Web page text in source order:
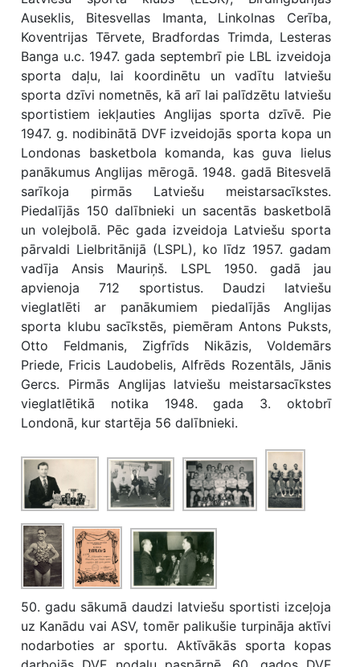
Auseklis, Bitesvellas Imanta, Linkolnas Cerība,
Koventrijas Tērvete, Bradfordas Trimda, Lesteras
Banga u.c. 1947. gada septembrī pie LBL izveidoja
sporta daļu, lai koordinētu un vadītu latviešu
sporta dzīvi nometnēs, kā arī lai palīdzētu latviešu
sportistiem iekļauties Anglijas sporta dzīvē. Pie
1947. g. nodibinātā DVF izveidojās sporta kopa un
Londonas basketbola komanda, kas guva lielus
panākumus Anglijas mērogā. 1948. gadā Bitesvelā
sarīkoja pirmās Latviešu meistarsacīkstes.
Piedalījās 150 dalībnieki un sacentās basketbolā
un volejbolā. Pēc gada izveidoja Latviešu sporta
pārvaldi Lielbritānijā (LSPL), ko līdz 1957. gadam
vadīja Ansis Mauriņš. LSPL 1950. gadā jau
apvienoja 712 sportistus. Daudzi latviešu
vieglatlēti ar panākumiem piedalījās Anglijas
sporta klubu sacīkstēs, piemēram Antons Puksts,
Otto Feldmanis, Zigfrīds Nikāzis, Voldemārs
Priede, Fricis Laudobelis, Alfrēds Rozentāls, Jānis
Gercs. Pirmās Anglijas latviešu meistarsacīkstes
vieglatlētikā notika 1948. gada 3. oktobrī
Londonā, kur startēja 56 dalībnieki.
50. gadu sākumā daudzi latviešu sportisti izceļoja
uz Kanādu vai ASV, tomēr palikušie turpināja aktīvi
nodarboties ar sportu. Aktīvākās sporta kopas